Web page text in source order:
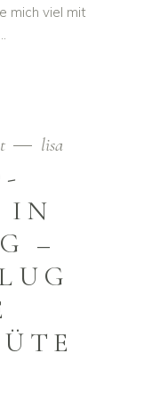
mich viel mit
lisa
IN
–